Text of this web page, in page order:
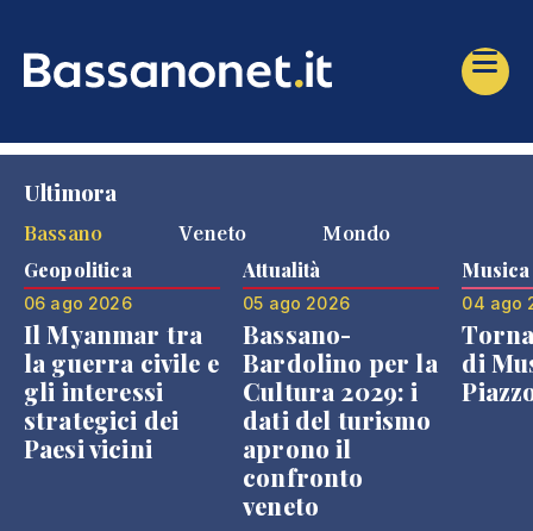
Ultimora
Bassano
Veneto Mondo
Geopolitica
06 ago 2026
Il Myanmar tra
la guerra civile e
gli interessi
strategici dei
Paesi vicini
Attualità
05 ago 2026
Bassano-
Bardolino per la
Cultura 2029: i
dati del turismo
aprono il
confronto
veneto
Musica
04 ago
di